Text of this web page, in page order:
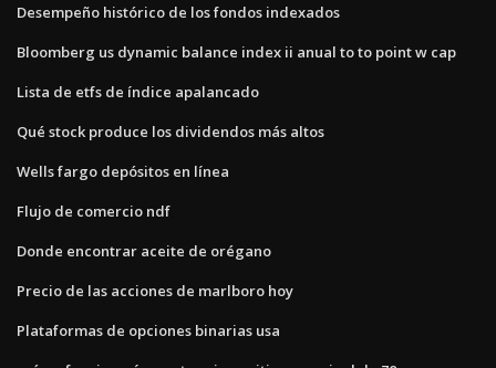
Desempeño histórico de los fondos indexados
Bloomberg us dynamic balance index ii anual to to point w cap
Lista de etfs de índice apalancado
Qué stock produce los dividendos más altos
Wells fargo depósitos en línea
Flujo de comercio ndf
Donde encontrar aceite de orégano
Precio de las acciones de marlboro hoy
Plataformas de opciones binarias usa